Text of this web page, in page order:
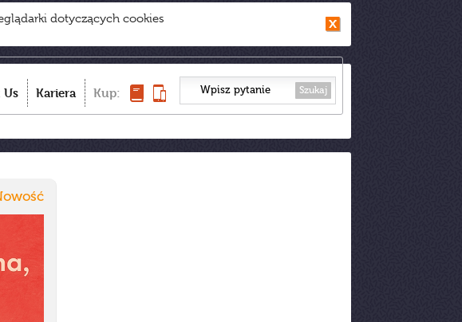
dotyczących cookies
Us Kariera Kup: Szukaj